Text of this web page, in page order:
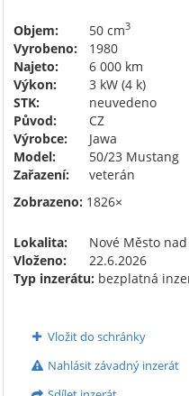
Objem: 50 cm3
Vyrobeno:
1980
Najeto:
6 000 km
Výkon:
3 kW (4 k)
STK:
neuvedeno
Původ:
CZ
Výrobce:
Jawa
Model:
50/23 Mustang
Zařazení:
veterán
Zobrazeno: 1826×
Lokalita:
Nové Město
Vloženo:
22.6.2026
Typ inzerátu: bezplatná
Vložit do schránky
Nahlásit závadný inzerát